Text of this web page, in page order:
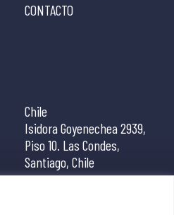
CONTACTO
Chile
Isidora Goyenechea 2939,
Piso 10. Las Condes,
Santiago, Chile